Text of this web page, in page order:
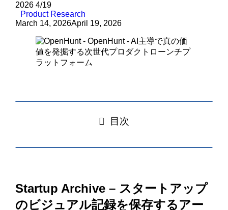
2026 4/19
Product Research
March 14, 2026April 19, 2026
目次
Startup Archive – スタートアップ
のビジュアル記録を保存するアー